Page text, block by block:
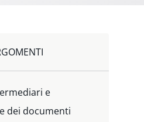
e
dei documenti